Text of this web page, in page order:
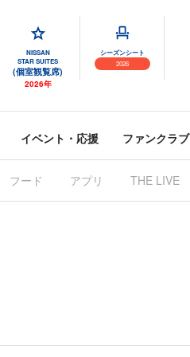
NISSAN
STAR SUITES
(個室観覧席)
2026年
シーズンシート
2026
イベント・応援 ファンクラブ
フード アプリ THE LIVE